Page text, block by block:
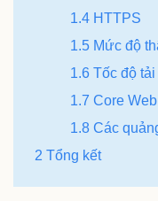
1.4 HTTPS
1.5 Mức độ
1.6 Tốc độ tải
1.7 Core
1.8 Các
2 Tổng kết